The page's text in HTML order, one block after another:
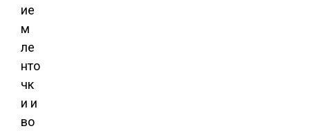
ие
м
ле
нто
чк
и и
во